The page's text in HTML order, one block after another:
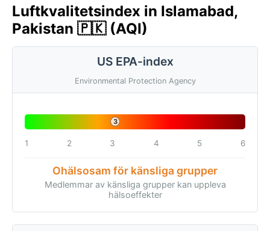
Luftkvalitetsindex in Islamabad,
Pakistan 🇵🇰 (AQI)
US EPA-index
Environmental Protection Agency
3
1 2 3 4 5 6
Ohälsosam för känsliga grupper
Medlemmar av känsliga grupper kan uppleva
hälsoeffekter